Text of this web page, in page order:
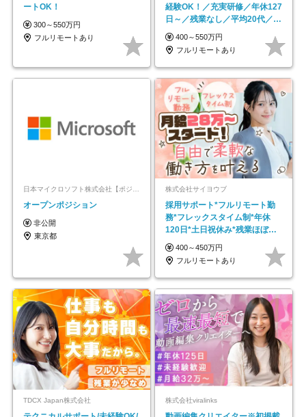
ートOK！
300～550万円
フルリモートあり
経験OK！／充実研修／年休127
日～／残業なし／平均20代／リ
モートOK
400～550万円
フルリモートあり
日本マイクロソフト株式会社【ポジションマッチ登録】
オープンポジション
非公開
東京都
株式会社サイヨウブ
採用サポート*フルリモート勤
務*フレックスタイム制*年休
120日*土日祝休み*残業ほぼな
し*育児中社員8割以上
400～450万円
フルリモートあり
TDCX Japan株式会社 株式会社viralinks